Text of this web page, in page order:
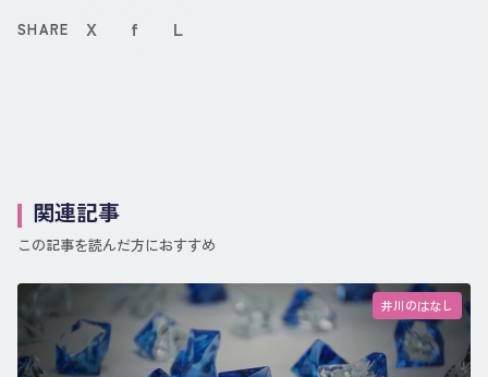
SHARE X f L
関連記事
この記事を読んだ方におすすめ
井川のはなし